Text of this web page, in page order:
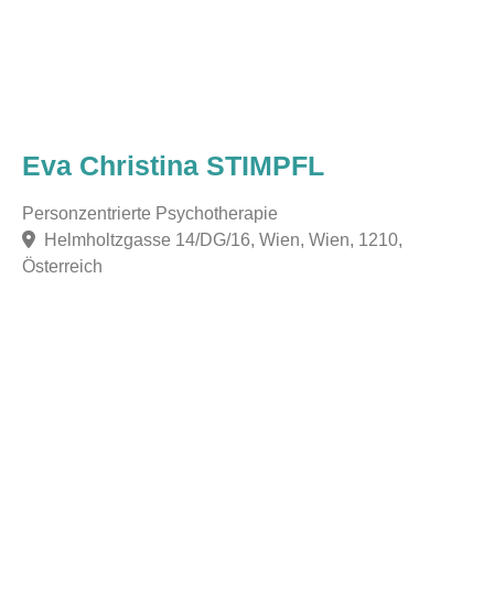
Eva Christina STIMPFL
Personzentrierte Psychotherapie
Helmholtzgasse 14/DG/16, Wien, Wien, 1210,
Österreich